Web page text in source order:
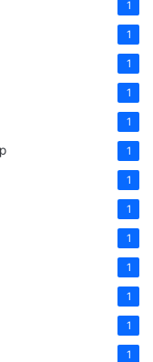
1
1
1
1
1
1
1
1
1
1
1
1
1